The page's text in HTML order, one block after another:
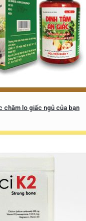
chăm lo giấc ngủ của bạn